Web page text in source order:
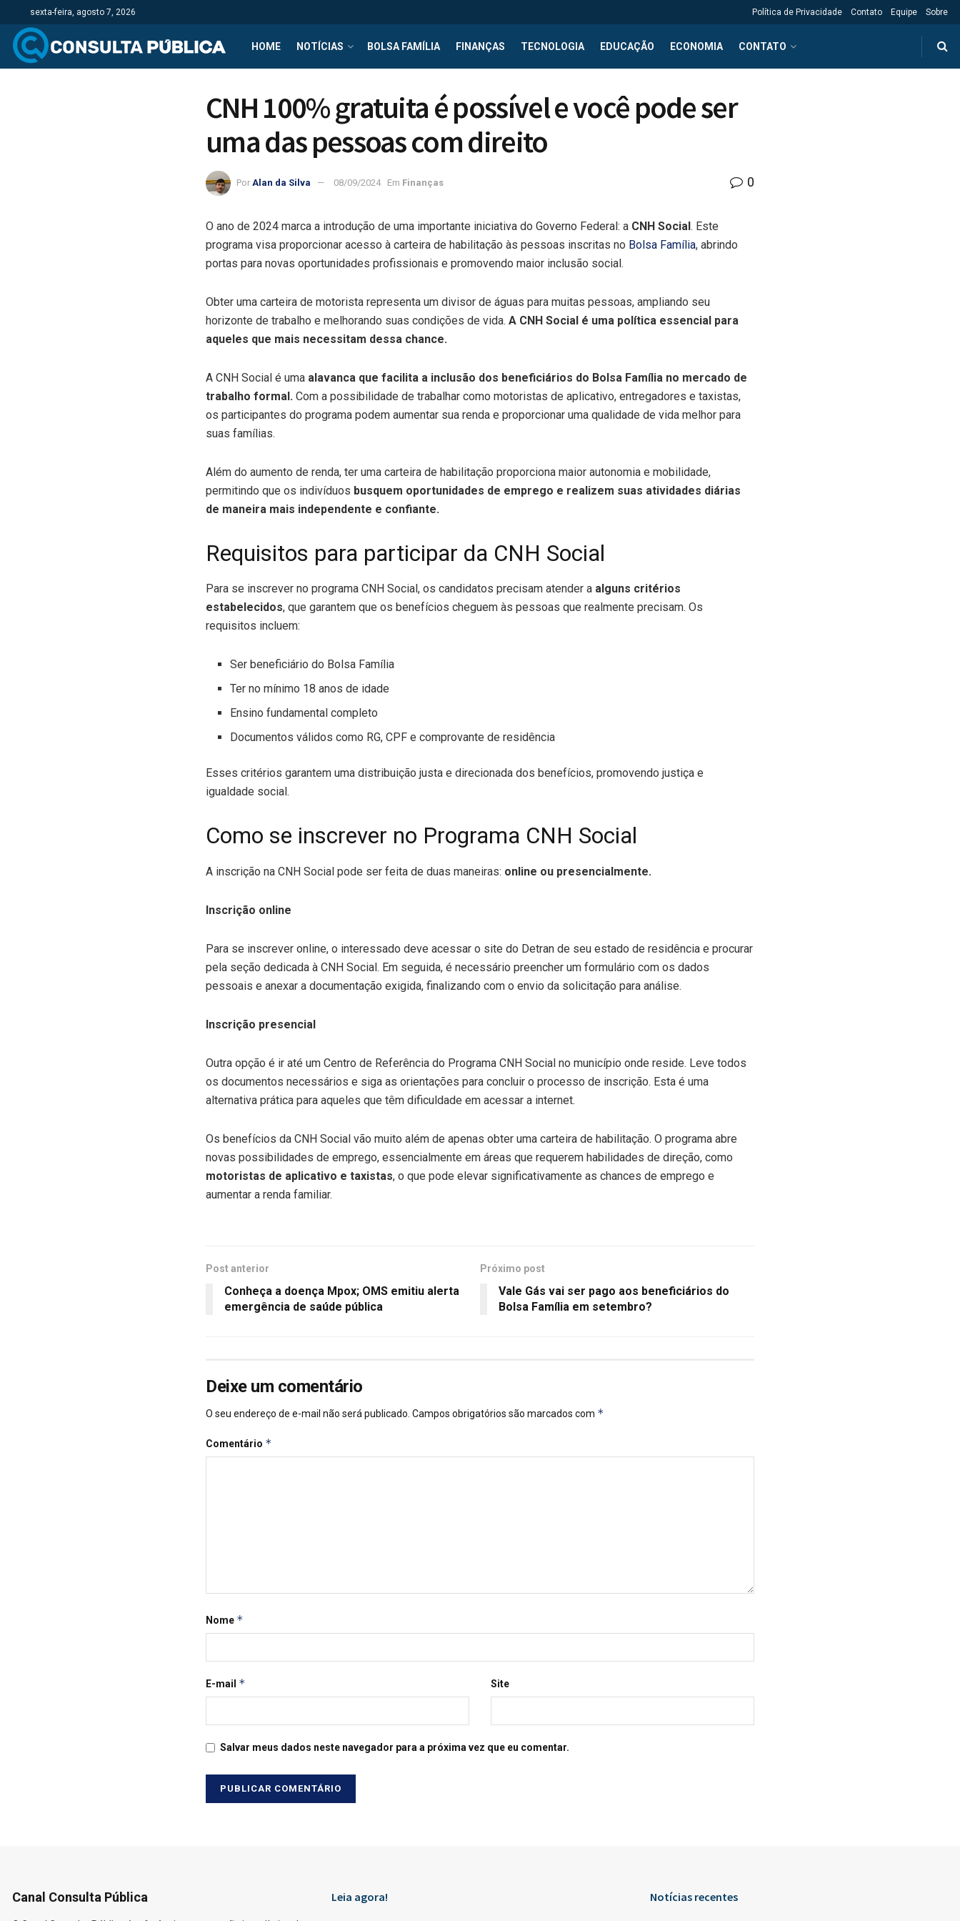
sexta-feira, agosto 7, 2026 Política de Privacidade Contato Equipe Sobre
HOME NOTÍCIAS BOLSA FAMÍLIA FINANÇAS TECNOLOGIA EDUCAÇÃO ECONOMIA CONTATO
CNH 100% gratuita é possível e você pode ser
uma das pessoas com direito
Por Alan da Silva 08/09/2024 Em Finanças 0
O ano de 2024 marca a introdução de uma importante iniciativa do Governo Federal: a CNH Social. Este
programa visa proporcionar acesso à carteira de habilitação às pessoas inscritas no Bolsa Família, abrindo
portas para novas oportunidades profissionais e promovendo maior inclusão social.
Obter uma carteira de motorista representa um divisor de águas para muitas pessoas, ampliando seu
horizonte de trabalho e melhorando suas condições de vida. A CNH Social é uma política essencial para
aqueles que mais necessitam dessa chance.
A CNH Social é uma alavanca que facilita a inclusão dos beneficiários do Bolsa Família no mercado de
trabalho formal. Com a possibilidade de trabalhar como motoristas de aplicativo, entregadores e taxistas,
os participantes do programa podem aumentar sua renda e proporcionar uma qualidade de vida melhor para
suas famílias.
Além do aumento de renda, ter uma carteira de habilitação proporciona maior autonomia e mobilidade,
permitindo que os indivíduos busquem oportunidades de emprego e realizem suas atividades diárias
de maneira mais independente e confiante.
Requisitos para participar da CNH Social
Para se inscrever no programa CNH Social, os candidatos precisam atender a alguns critérios
estabelecidos, que garantem que os benefícios cheguem às pessoas que realmente precisam. Os
requisitos incluem:
Ser beneficiário do Bolsa Família
Ter no mínimo 18 anos de idade
Ensino fundamental completo
Documentos válidos como RG, CPF e comprovante de residência
Esses critérios garantem uma distribuição justa e direcionada dos benefícios, promovendo justiça e
igualdade social.
Como se inscrever no Programa CNH Social
A inscrição na CNH Social pode ser feita de duas maneiras: online ou presencialmente.
Inscrição online
Para se inscrever online, o interessado deve acessar o site do Detran de seu estado de residência e procurar
pela seção dedicada à CNH Social. Em seguida, é necessário preencher um formulário com os dados
pessoais e anexar a documentação exigida, finalizando com o envio da solicitação para análise.
Inscrição presencial
Outra opção é ir até um Centro de Referência do Programa CNH Social no município onde reside. Leve todos
os documentos necessários e siga as orientações para concluir o processo de inscrição. Esta é uma
alternativa prática para aqueles que têm dificuldade em acessar a internet.
Os benefícios da CNH Social vão muito além de apenas obter uma carteira de habilitação. O programa abre
novas possibilidades de emprego, essencialmente em áreas que requerem habilidades de direção, como
motoristas de aplicativo e taxistas, o que pode elevar significativamente as chances de emprego e
aumentar a renda familiar.
Post anterior
Conheça a doença Mpox; OMS emitiu alerta
emergência de saúde pública
Próximo post
Vale Gás vai ser pago aos beneficiários do
Bolsa Família em setembro?
Deixe um comentário
O seu endereço de e-mail não será publicado. Campos obrigatórios são marcados com *
Comentário *
Nome *
E-mail * Site
Salvar meus dados neste navegador para a próxima vez que eu comentar.
Canal Consulta Pública Leia agora! Notícias recentes